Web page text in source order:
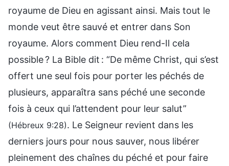
royaume de Dieu en agissant ainsi. Mais tout le
monde veut être sauvé et entrer dans Son
royaume. Alors comment Dieu rend-Il cela
possible ? La Bible dit : “De même Christ, qui s’est
offert une seul fois pour porter les péchés de
plusieurs, apparaîtra sans péché une seconde
fois à ceux qui l’attendent pour leur salut”
(Hébreux 9:28). Le Seigneur revient dans les
derniers jours pour nous sauver, nous libérer
pleinement des chaînes du péché et pour faire